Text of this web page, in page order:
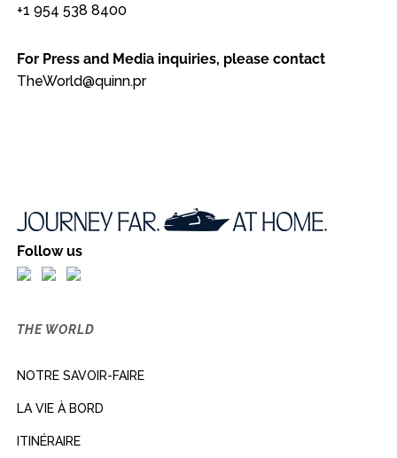
+1 954 538 8400
For Press and Media inquiries, please contact
TheWorld@quinn.pr
Follow us
THE WORLD
NOTRE SAVOIR-FAIRE
LA VIE À BORD
ITINÉRAIRE